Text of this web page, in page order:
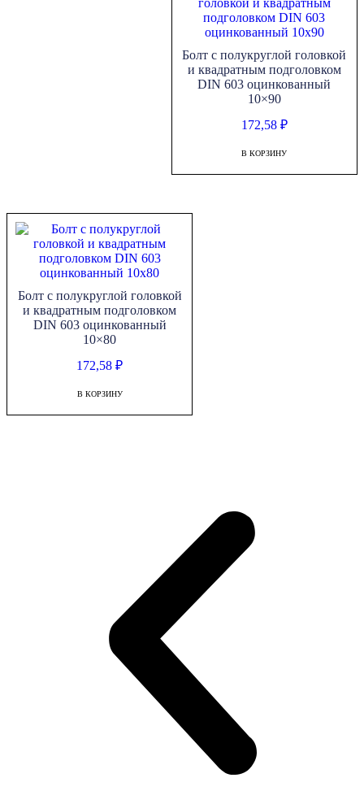
Болт с полукруглой головкой
и квадратным подголовком
DIN 603 оцинкованный
10×90
172,58 ₽
В КОРЗИНУ
Болт с полукруглой головкой
и квадратным подголовком
DIN 603 оцинкованный
10×80
172,58₽
В КОРЗИНУ